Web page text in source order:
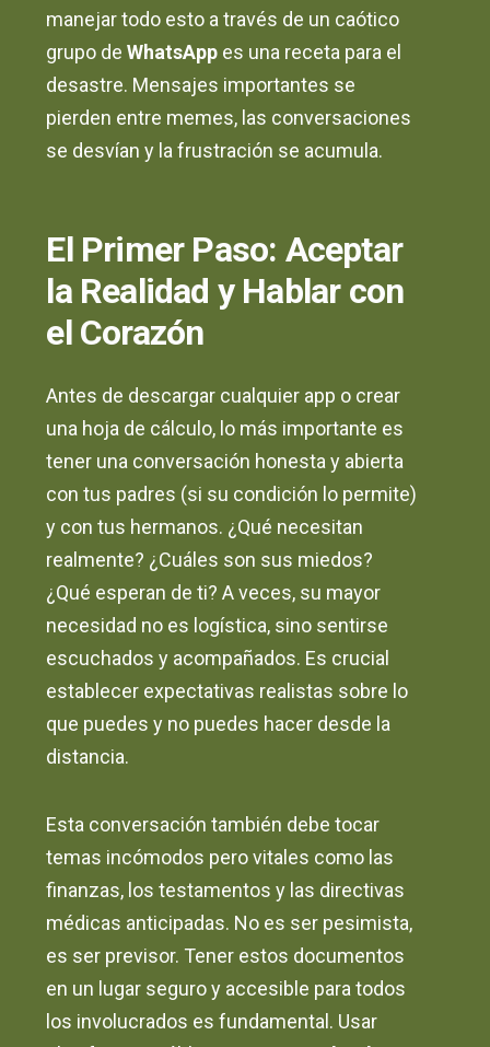
manejar todo esto a través de un caótico
grupo deWhatsApp es una receta para el
desastre. Mensajes importantes se
pierden entre memes, las conversaciones
se desvían y la frustración se acumula.
El Primer Paso: Aceptar
la Realidad y Hablar con
el Corazón
Antes de descargar cualquier app o crear
una hoja de cálculo, lo más importante es
tener una conversación honesta y abierta
con tus padres (si su condición lo permite)
y con tus hermanos. ¿Qué necesitan
realmente? ¿Cuáles son sus miedos?
¿Qué esperan de ti? A veces, su mayor
necesidad no es logística, sino sentirse
escuchados y acompañados. Es crucial
establecer expectativas realistas sobre lo
que puedes y no puedes hacer desde la
distancia.
Esta conversación también debe tocar
temas incómodos pero vitales como las
finanzas, los testamentos y las directivas
médicas anticipadas. No es ser pesimista,
es ser previsor. Tener estos documentos
en un lugar seguro y accesible para todos
los involucrados es fundamental. Usar